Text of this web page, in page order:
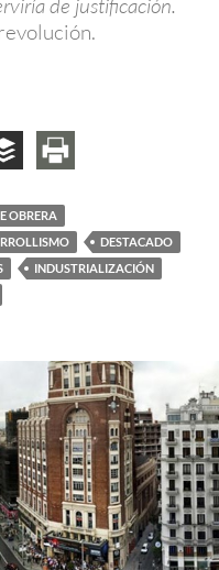
de justificación.
la incierta probabilidad
OBRERA
DESTACADO
INDUSTRIALIZACIÓN